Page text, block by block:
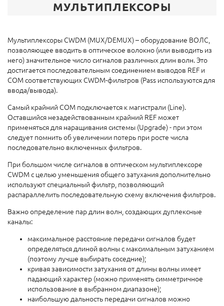
МУЛЬТИПЛЕКСОРЫ
Мультиплексоры CWDM (MUX/DEMUX) – оборудование ВОЛС,
позволяющее вводить в оптическое волокно (или выводить из
него) значительное число сигналов различных длин волн. Это
достигается последовательным соединением выводов REF и
COM соответствующих CWDM-фильтров (Pass используются для
ввода/вывода).
Самый крайний COM подключается к магистрали (Line).
Оставшийся незадействованным крайний REF может
применяться для наращивания системы (Upgrade) - при этом
следует помнить об увеличении потерь при росте числа
последовательно включенных фильтров.
При большом числе сигналов в оптическом мультиплексоре
CWDM с целью уменьшения общего затухания дополнительно
используют специальный фильтр, позволяющий
распараллелить последовательную схему включения фильтров.
Важно определение пар длин волн, создающих дуплексные
каналы:
максимальное расстояние передачи сигналов будет
определяться длиной волны с максимальным затуханием
(поэтому лучше выбирать соседние);
кривая зависимости затухания от длины волны имеет
падающий характер (можно применять симметричное
использование в выбранном диапазоне);
наибольшую дальность передачи сигналов можно